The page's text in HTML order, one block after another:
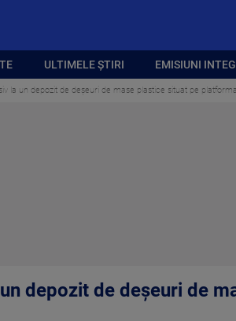
ULTIMELE ȘTIRI EMISIUNI
la un depozit de deșeuri de mase plastice situat pe
depozit de deșeuri de